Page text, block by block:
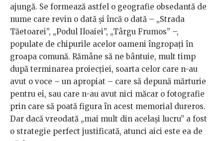
ajungă. Se formează astfel o geografie obsedantă de
nume care revin o dată și încă o dată – „Strada
Tăetoarei”, „Podul Iloaiei”, „Târgu Frumos” –,
populate de chipurile acelor oameni îngropați în
groapa comună. Rămâne să ne bântuie, mult timp
după terminarea proiecției, soarta celor care n-au
avut o voce – un apropiat – care să depună mărturie
pentru ei, sau care n-au avut nici măcar o fotografie
prin care să poată figura în acest memorial dureros.
Dar dacă vreodată „mai mult din același lucru” a fost
o strategie perfect justificată, atunci aici este ea de